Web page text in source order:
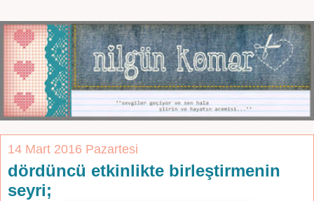
14 Mart 2016 Pazartesi
dördüncü etkinlikte birleştirmenin
seyri;